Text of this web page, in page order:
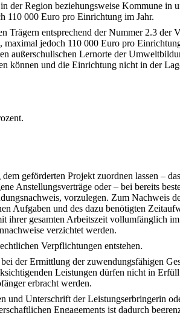
der Region beziehungsweise Kommune
110 000 Euro pro Einrichtung im Jahr.
entsprechend der Nummer 2.3
jedoch 110 000 Euro pro
Lernorte der
und die Einrichtung nicht in der
geförderten Projekt zuordnen lassen –
Anstellungsverträge oder – bei bereits
vorzulegen. Zum Nachweis
Aufgaben und des dazu benötigten
gesamten Arbeitszeit vollumfänglich
verzichtet werden.
Verpflichtungen entstehen.
der Ermittlung der zuwendungsfähigen
Leistungen dürfen nicht in
erbracht werden.
Unterschrift der Leistungserbringerin
Engagements ist dadurch